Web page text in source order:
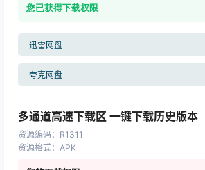
您已获得下载权限
迅雷网盘
夸克网盘
多通道高速下载区 一键下载历史版本
资源编码： R1311
资源格式： APK